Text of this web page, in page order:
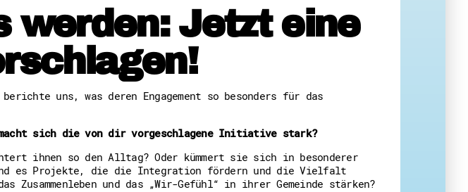
zur Barrierefreiheit
melden
werden: Jetzt eine
uns, was deren Engagement so besonders für das
macht sich die von dir vorgeschlagene Initiative stark?
ihnen so den Alltag? Oder kümmert sie sich in besonderer
es Projekte, die die Integration fördern und die Vielfalt
und das „Wir-Gefühl“ in ihrer Gemeinde stärken?